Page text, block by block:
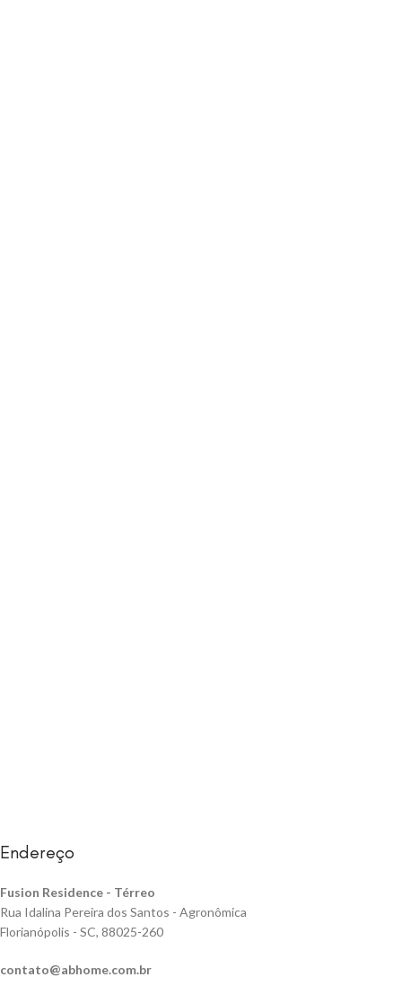
Endereço
Fusion Residence - Térreo
Rua Idalina Pereira dos Santos - Agronômica
Florianópolis - SC, 88025-260
contato@abhome.com.br